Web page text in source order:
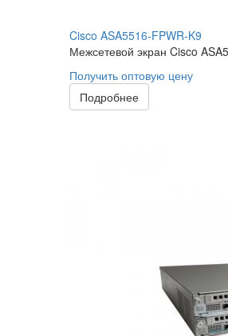
Cisco ASA5516-FPWR-K9
Межсетевой экран Cisco
Получить оптовую цену
Подробнее